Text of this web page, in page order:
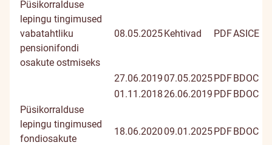
Püsikorralduse
lepingu tingimused
vabatahtliku
pensionifondi
osakute ostmiseks
08.05.2025Kehtivad PDFASICE
27.06.2019 07.05.2025PDFBDOC
01.11.201826.06.2019 PDFBDOC
Püsikorralduse
lepingu tingimused
fondiosakute
18.06.2020 09.01.2025PDFBDOC